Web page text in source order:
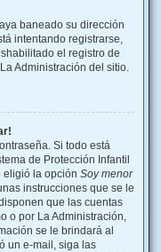
baneado su dirección
intentando registrarse,
el registro de
Administración del sitio.
Si todo está
de Protección Infantil
eligió la opción Soy menor
instrucciones que se le
que las cuentas
o por La Administración,
se le brindará al
un e-mail, siga las